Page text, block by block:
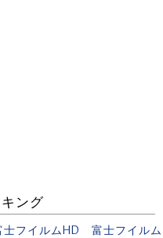
ング
士フイルムHD 富士フイルム